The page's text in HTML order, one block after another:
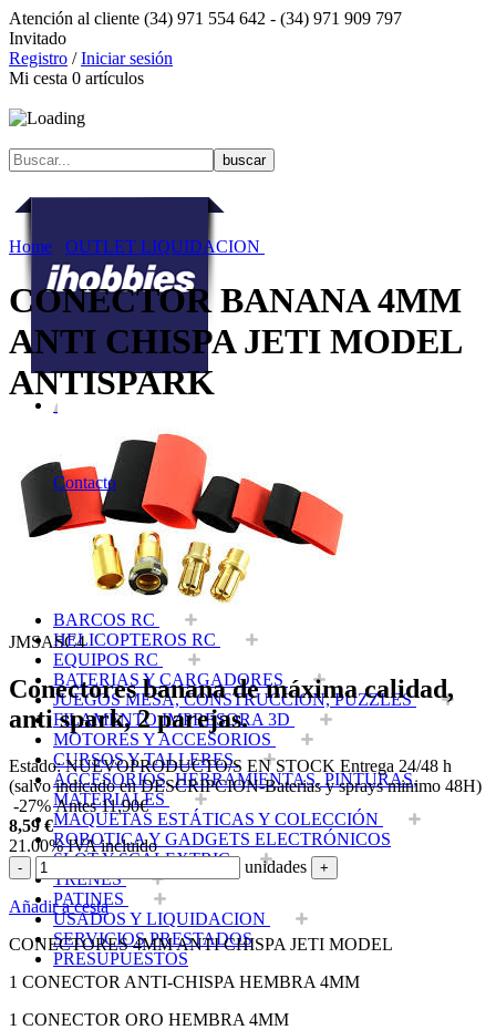
Atención al cliente (34) 971 554 642 - (34) 971 909 797
Invitado
Registro /Iniciar sesión
Mi cesta 0 artículos
Actualidad
Contacto
TIENDA DJI
OUTLET LIQUIDACION
DRONES Y FPV
AVIONES RC
COCHES RC
BARCOS RC
HELICOPTEROS RC
EQUIPOS RC
BATERIAS Y CARGADORES
JUEGOS MESA, CONSTRUCCION, PUZZLES
FILAMENTO IMPRESORA 3D
MOTORES Y ACCESORIOS
CURSOS Y TALLERES
ACCESORIOS, HERRAMIENTAS, PINTURAS,
MATERIALES
MAQUETAS ESTÁTICAS Y COLECCIÓN
ROBOTICA Y GADGETS ELECTRÓNICOS
SLOT Y SCALEXTRIC
TRENES
PATINES
USADOS Y LIQUIDACION
SERVICIOS PRESTADOS
PRESUPUESTOS
Home OUTLET LIQUIDACION
CONECTOR BANANA 4MM
ANTI CHISPA JETI MODEL
ANTISPARK
JMSASC4
Conectores banana de máxima calidad,
anti spark, 2 parejas.
Estado:NUEVOPRODUCTO/S EN STOCK Entrega 24/48 h
(salvo indicado en DESCRIPCION-Baterias y sprays minimo 48H)
-27%Antes 11,90€
8,59 €
21.00%IVA incluido
- unidades +
Añadir a cesta
CONECTORES 4MM ANTI CHISPA JETI MODEL
1 CONECTOR ANTI-CHISPA HEMBRA 4MM
1 CONECTOR ORO HEMBRA 4MM